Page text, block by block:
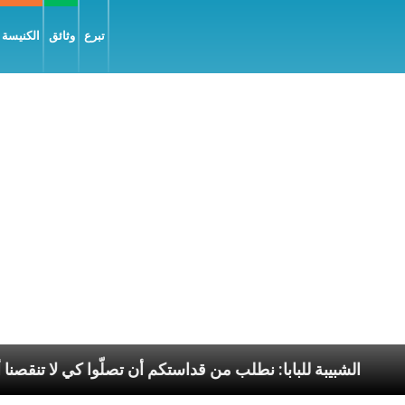
وثائق تبرع
الشبيبة للبابا: نطلب من قداستكم أن تصلّوا السّلام